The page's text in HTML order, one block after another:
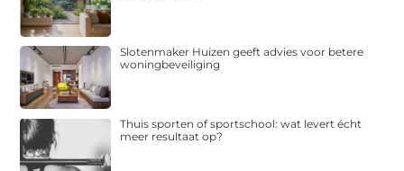
Slotenmaker Huizen geeft advies voor betere
woningbeveiliging
Thuis sporten of sportschool: wat levert écht
meer resultaat op?